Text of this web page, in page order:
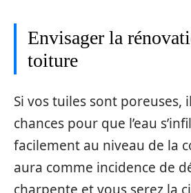
Envisager la
toiture
Si vos tuiles sont poreuses,
chances pour que l’eau
facilement au niveau de la
aura comme incidence de
charpente et vous serez la